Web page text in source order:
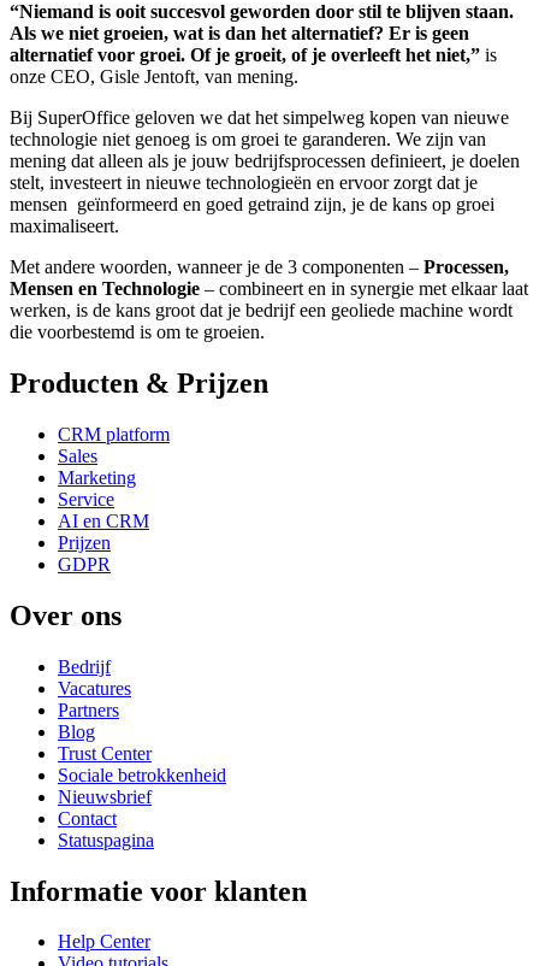
“Niemand is ooit succesvol geworden door stil te blijven staan.
Als we niet groeien, wat is dan het alternatief? Er is geen
alternatief voor groei. Of je groeit, of je overleeft het niet,” is
onze CEO, Gisle Jentoft, van mening.
Bij SuperOffice geloven we dat het simpelweg kopen van nieuwe
technologie niet genoeg is om groei te garanderen. We zijn van
mening dat alleen als je jouw bedrijfsprocessen definieert, je doelen
stelt, investeert in nieuwe technologieën en ervoor zorgt dat je
mensen geïnformeerd en goed getraind zijn, je de kans op groei
maximaliseert.
Met andere woorden, wanneer je de 3 componenten – Processen,
Mensen en Technologie – combineert en in synergie met elkaar laat
werken, is de kans groot dat je bedrijf een geoliede machine wordt
die voorbestemd is om te groeien.
Producten & Prijzen
CRM platform
Sales
Marketing
Service
AI en CRM
Prijzen
GDPR
Over ons
Bedrijf
Vacatures
Partners
Blog
Trust Center
Sociale betrokkenheid
Nieuwsbrief
Contact
Statuspagina
Informatie voor klanten
Help Center